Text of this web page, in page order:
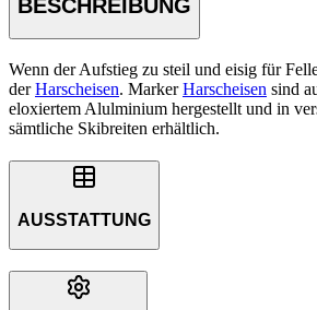
BESCHREIBUNG
Wenn der Aufstieg zu steil und eisig für
derHarscheisen. MarkerHarscheisen sind
eloxiertem Alulminium hergestellt und in
sämtliche Skibreiten erhältlich.
AUSSTATTUNG